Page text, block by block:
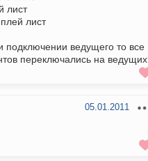
лист
лист
подключении ведущего то все
переключались на
05.01.2011